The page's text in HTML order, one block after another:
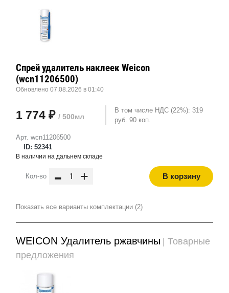
Арт. wcn11206500
ID: 52341
Спрей удалитель наклеек Weicon
(wcn11206500)
Обновлено 07.08.2026 в 01:40
1 774 ₽ / 500мл
В том числе НДС (22%): 319
руб. 90 коп.
В наличии на дальнем складе
Кол-во - + В корзину
Показать все варианты комплектации (2)
WEICON Удалитель ржавчины
| Товарные
предложения